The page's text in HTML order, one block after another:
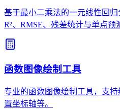
基于最小二乘法的一元线性回归
R²、RMSE、残差统计与单点预
函数图像绘制工具
专业的函数图像绘制工具，支
置坐标轴等。